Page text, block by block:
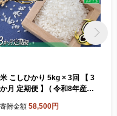
米 こしひかり 5kg × 3回 【 3
か月 定期便 】 ( 令和8年産 )
への配送不可 2026年10月上
寄附金額 58,500円